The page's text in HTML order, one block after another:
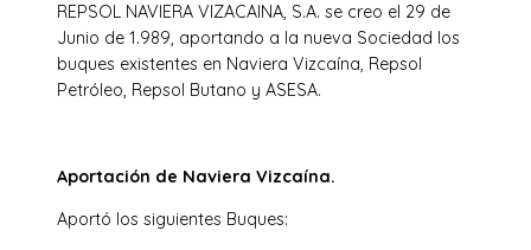
REPSOL NAVIERA VIZACAINA, S.A. se creo el 29 de
Junio de 1.989, aportando a la nueva Sociedad los
buques existentes en Naviera Vizcaína, Repsol
Petróleo, Repsol Butano y ASESA.
Aportación de Naviera Vizcaína.
Aportó los siguientes Buques: